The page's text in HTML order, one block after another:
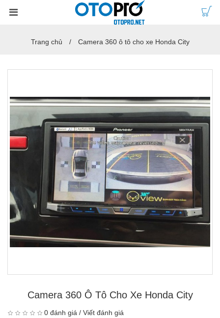
Trang chủ Camera 360 ô tô cho xe Honda City
Camera 360 Ô Tô Cho Xe Honda City
0 đánh giá / Viết đánh giá